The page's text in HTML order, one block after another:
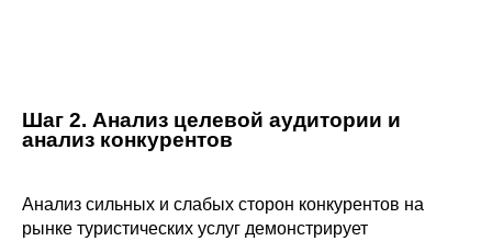
Шаг 2. Анализ целевой аудитории и
анализ конкурентов
Анализ сильных и слабых сторон конкурентов на
рынке туристических услуг демонстрирует